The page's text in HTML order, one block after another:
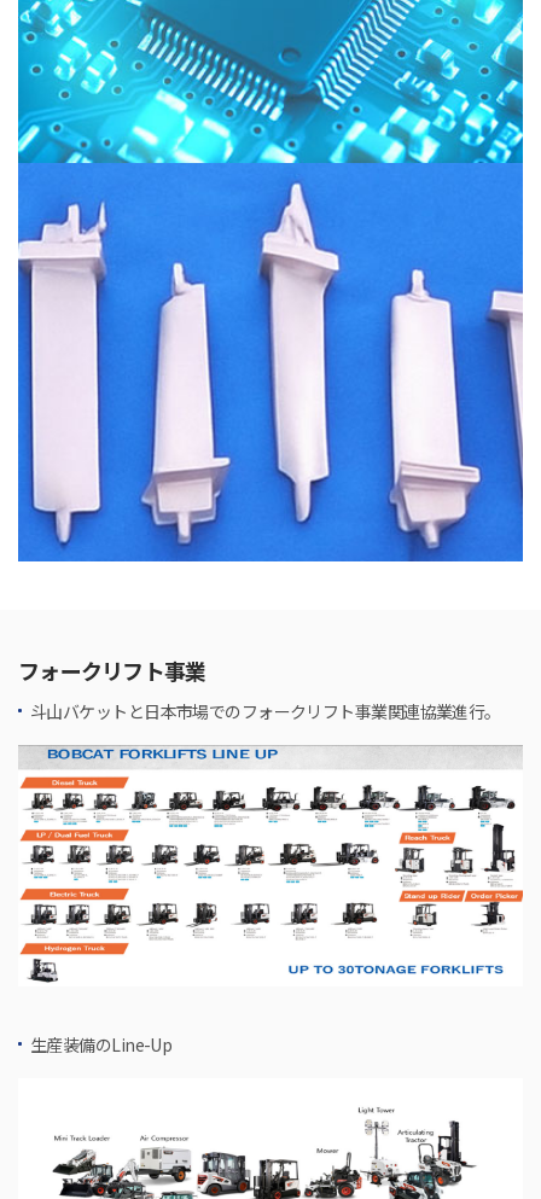
フォークリフト事業
斗山バケットと日本市場でのフォークリフト事業関連協業進行。
生産装備のLine-Up